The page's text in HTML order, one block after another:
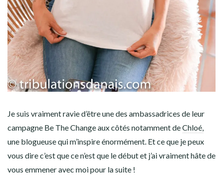
Je suis vraiment ravie d’être une des ambassadrices de leur
campagne Be The Change aux côtés notamment deChloé,
une blogueuse qui m’inspire énormément. Et ce que je peux
vous dire c’est que ce n’est que le début et j’ai vraiment hâte de
vous emmener avec moi pour la suite !